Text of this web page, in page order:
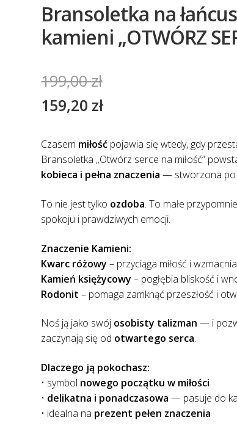
Bransoletka na
kamieni „OTWÓRZ
199,00zł
159,20 zł
Czasem miłość pojawia się wtedy, gdy
Bransoletka „Otwórz serce na miłość”
kobieca i pełna znaczenia — stworzona po
To nie jest tylko ozdoba. To małe
spokoju i prawdziwych emocji.
Znaczenie Kamieni:
Kwarc różowy – przyciąga miłość i
Kamień księżycowy – pogłębia bliskość i
Rodonit – pomaga zamknąć przeszłość i
Noś ją jako swój osobisty talizman — i
zaczynają się od otwartego serca.
Dlaczego ją pokochasz:
• symbol nowego początku w miłości
• delikatna i ponadczasowa — pasuje do
• idealna na prezent pełen znaczenia